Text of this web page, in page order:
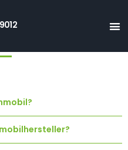
was Sie wissen